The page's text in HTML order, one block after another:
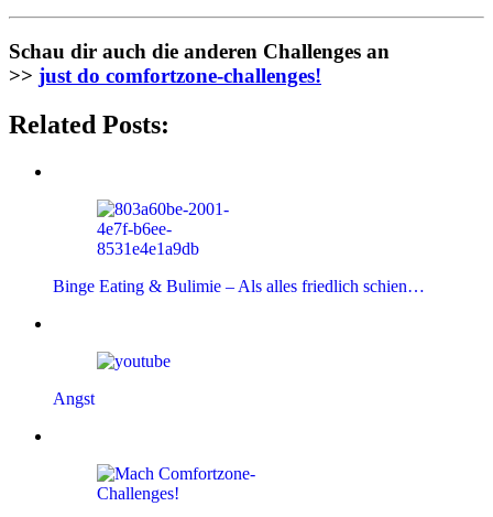
Schau dir auch die anderen Challenges an
>> just do comfortzone-challenges!
Related Posts:
Binge Eating & Bulimie – Als alles friedlich schien…
Angst